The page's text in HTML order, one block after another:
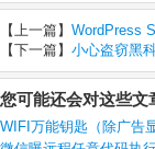
【上一篇】 WordPress
【下一篇】 小心盗窃黑
您可能还会对这些文
WIFI万能钥匙（除广告